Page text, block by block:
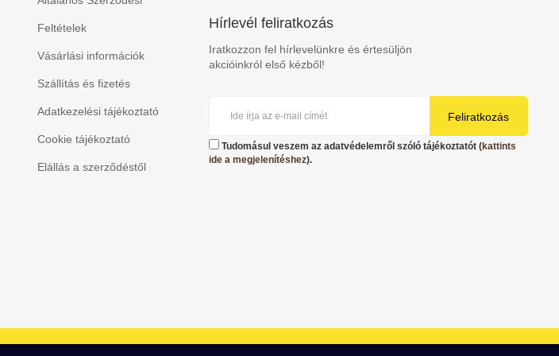
Feltételek
Vásárlási információk
Szállítás és fizetés
Adatkezelési tájékoztató
Cookie tájékoztató
Elállás a szerződéstől
Hírlevél feliratkozás
Iratkozzon fel hírlevelünkre és értesüljön
akcióinkról első kézből!
Feliratkozás
Tudomásul veszem az adatvédelemről szóló tájékoztatót (kattints
ide a megjelenítéshez).